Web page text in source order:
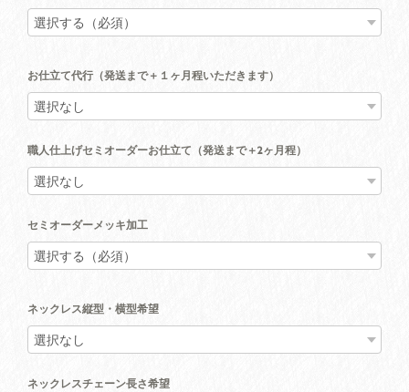
お仕立て代行（発送まで＋１ヶ月程いただきます）
職人仕上げセミオーダーお仕立て（発送まで＋2ヶ月程）
セミオーダーメッキ加工
ネックレス縦型・横型希望
ネックレスチェーン長さ希望